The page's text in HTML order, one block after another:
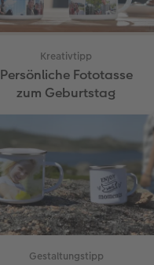
Kreativtipp
Persönliche Fototasse
zum Geburtstag
Gestaltungstipp